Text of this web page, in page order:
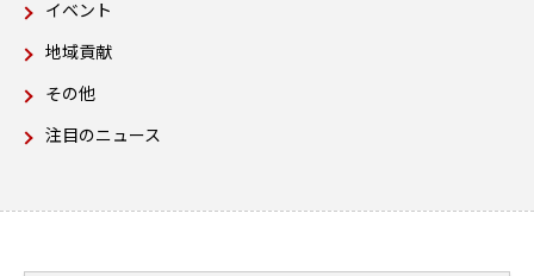
イベント
地域貢献
その他
注目のニュース